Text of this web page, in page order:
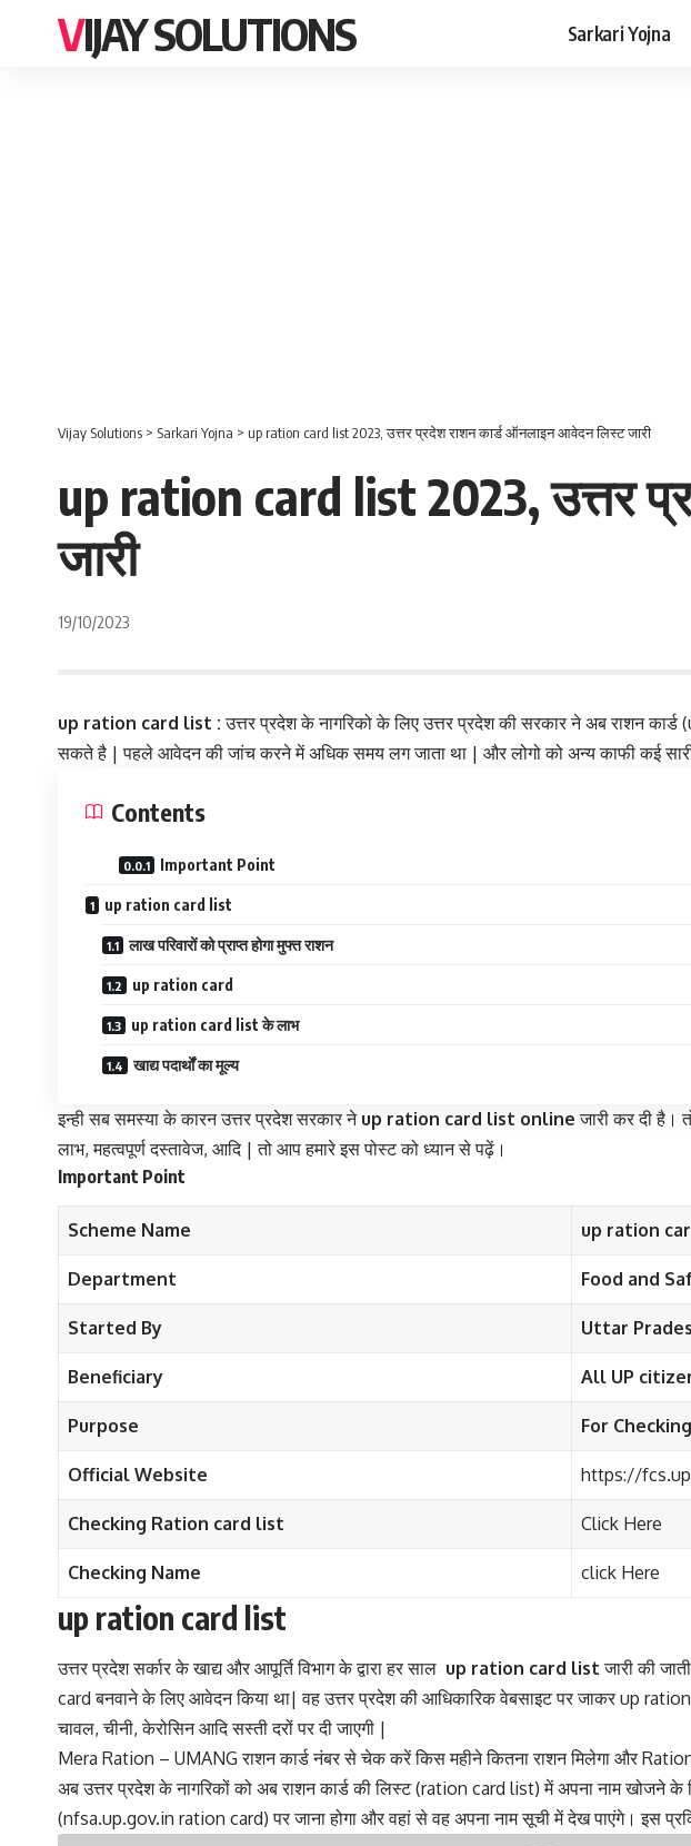
VIJAY SOLUTIONS Sarkari Yojna
Vijay Solutions > Sarkari Yojna > up ration card list 2023, उत्तर प्रदेश राशन कार्ड ऑनलाइन आवेदन लिस्ट जारी
up ration card list 2023, उत्तर
जारी
19/10/2023
up ration card list : उत्तर प्रदेश के नागरिको के लिए उत्तर प्रदेश की सरकार ने अब राशन
सकते है | पहले आवेदन की जांच करने में अधिक समय लग जाता था | और लोगो को अन्य काफी कई सारी
Contents
Important Point
up ration card list
लाख परिवारों को प्राप्त होगा मुफ्त राशन
up ration card
up ration card list के लाभ
खाद्य पदार्थों का मूल्य
इन्ही सब समस्या के कारन उत्तर प्रदेश सरकार ने up ration card list onlineजारी कर दी है।
लाभ, महत्वपूर्ण दस्तावेज, आदि | तो आप हमारे इस पोस्ट को ध्यान से पढ़ें।
Important Point
Scheme Name up ration
Department Food and
Started By Uttar
Beneficiary All UP
Purpose For
Official Website https://
Checking Ration card list Click Here
Checking Name click Here
up ration card list
उत्तर प्रदेश सर्कार के खाद्य और आपूर्ति विभाग के द्वारा हर साल up ration card listजारी की
card बनवाने के लिए आवेदन किया था| वह उत्तर प्रदेश की आधिकारिक वेबसाइट पर जाकर up
चावल, चीनी, केरोसिन आदि सस्ती दरों पर दी जाएगी |
Mera Ration – UMANG राशन कार्ड नंबर से चेक करें किस महीने कितना राशन मिलेगा और
अब उत्तर प्रदेश के नागरिकों को अब राशन कार्ड की लिस्ट (ration card list) में अपना नाम खोजने
(nfsa.up.gov.in ration card) पर जाना होगा और वहां से वह अपना नाम सूची में देख पाएंगे। इस